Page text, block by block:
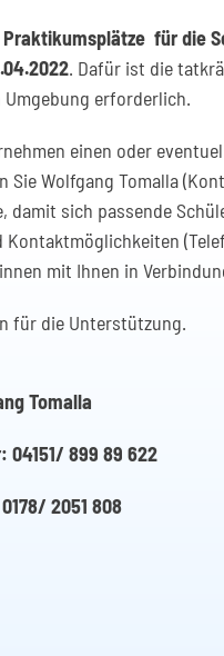
Praktikumsplätze für die
. Dafür ist die
Umgebung erforderlich.
einen oder
Sie Wolfgang Tomalla
damit sich passende
mit Ihnen in
für die Unterstützung.
Tomalla
04151/ 899 89 622
2051 808